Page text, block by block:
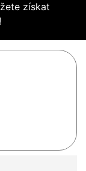
získat